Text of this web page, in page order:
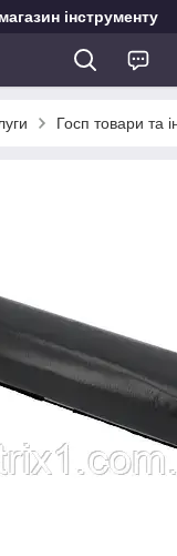
інструменту
Госп товари та